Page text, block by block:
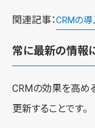
関連記事：CRMの導
常に最新の情報
CRMの効果を高め
更新することです。